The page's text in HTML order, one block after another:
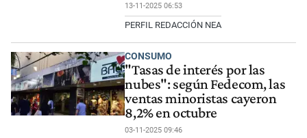
13-11-2025 06:53
PERFIL REDACCIÓN NEA
CONSUMO
"Tasas de interés por las
nubes": según Fedecom, las
ventas minoristas cayeron
8,2% en octubre
03-11-2025 09:46